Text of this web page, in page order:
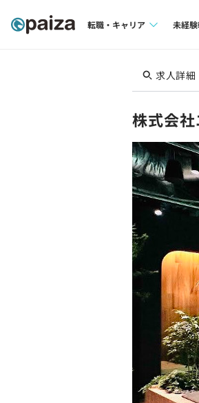
転職・キャリア
転職成功ガイド
転職エージェント
未経
求人
転
求人詳細
株式会社